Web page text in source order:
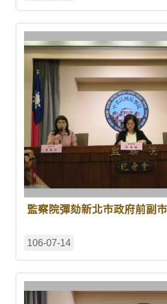
監察院彈劾新北市政府前副
106-07-14